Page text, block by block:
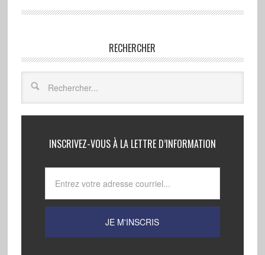
RECHERCHER
INSCRIVEZ-VOUS À LA LETTRE D’INFORMATION